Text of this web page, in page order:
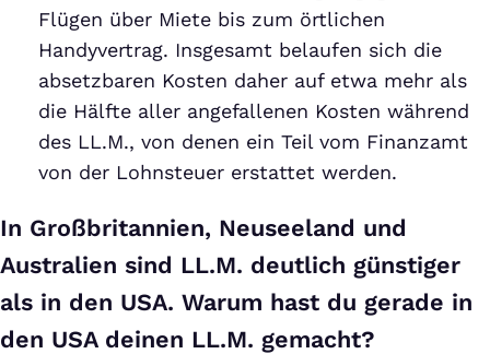
Flügen über Miete bis zum örtlichen
Handyvertrag. Insgesamt belaufen sich die
absetzbaren Kosten daher auf etwa mehr als
die Hälfte aller angefallenen Kosten während
des LL.M., von denen ein Teil vom Finanzamt
von der Lohnsteuer erstattet werden.
In Großbritannien, Neuseeland und
Australien sind LL.M. deutlich günstiger
als in den USA. Warum hast du gerade in
den USA deinen LL.M. gemacht?